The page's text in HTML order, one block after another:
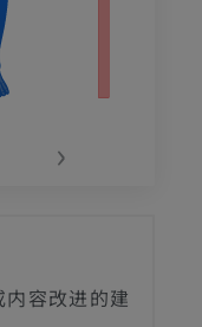
›
容改进的建